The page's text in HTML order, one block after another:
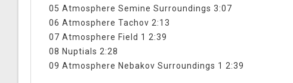
05 Atmosphere Semine Surroundings 3:07
06 Atmosphere Tachov 2:13
07 Atmosphere Field 1 2:39
08 Nuptials 2:28
09 Atmosphere Nebakov Surroundings 1 2:39